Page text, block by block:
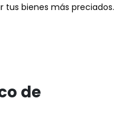
tus bienes más preciados.
de